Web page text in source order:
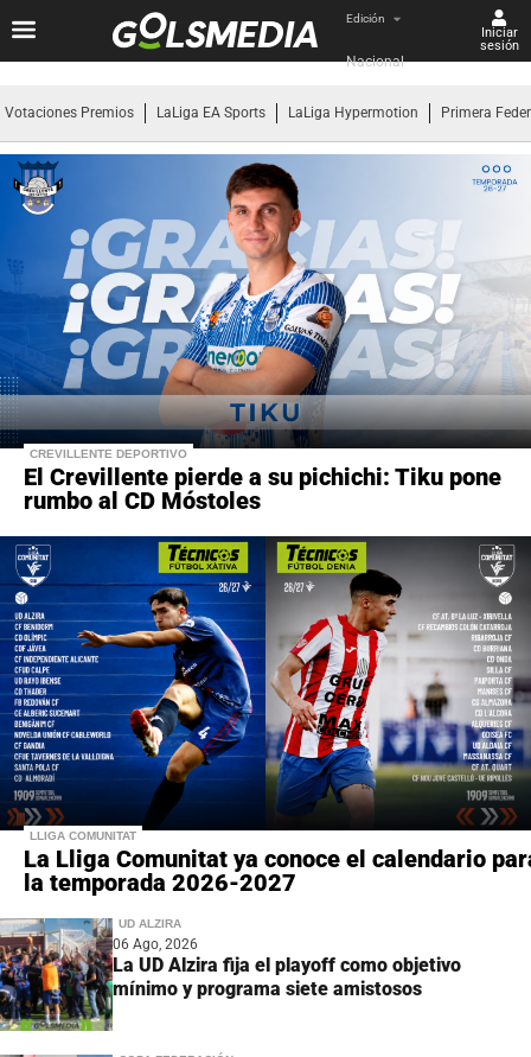
Edición
Nacional
Iniciar
sesión
Votaciones Premios LaLiga EA Sports LaLiga Hypermotion Primera
CREVILLENTE DEPORTIVO
El Crevillente pierde a su pichichi: Tiku pone
rumbo al CD Móstoles
LLIGA COMUNITAT
La Lliga Comunitat ya conoce el calendario
la temporada 2026-2027
UD ALZIRA
06 Ago, 2026
La UD Alzira fija el playoff como objetivo
mínimo y programa siete amistosos